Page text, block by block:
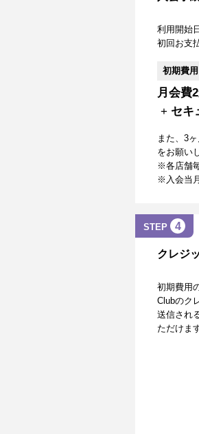
利用開始
初回お支
初期費用
月会費
+ セキ
また、3
をお願い
※各店舗
※入会当
STEP 4
クレジ
初期費用
Clubのク
送信され
ただけま